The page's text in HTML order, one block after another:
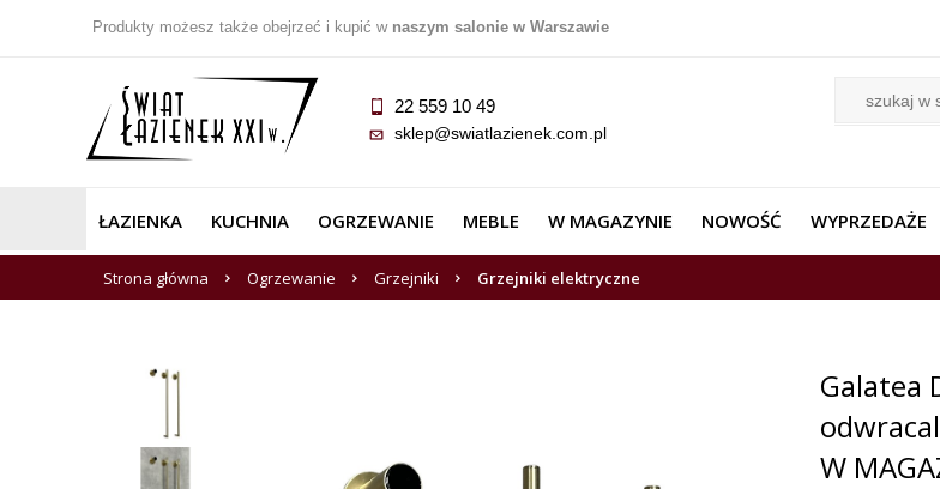
Produkty możesz także obejrzeć i kupić w naszym salonie w Warszawie
22 559 10 49
sklep@swiatlazienek.com.pl
ŁAZIENKA KUCHNIA OGRZEWANIE MEBLE W MAGAZYNIE NOWOŚĆ WYPRZEDAŻE
Strona główna Ogrzewanie Grzejniki Grzejniki elektryczne
Galatea
W